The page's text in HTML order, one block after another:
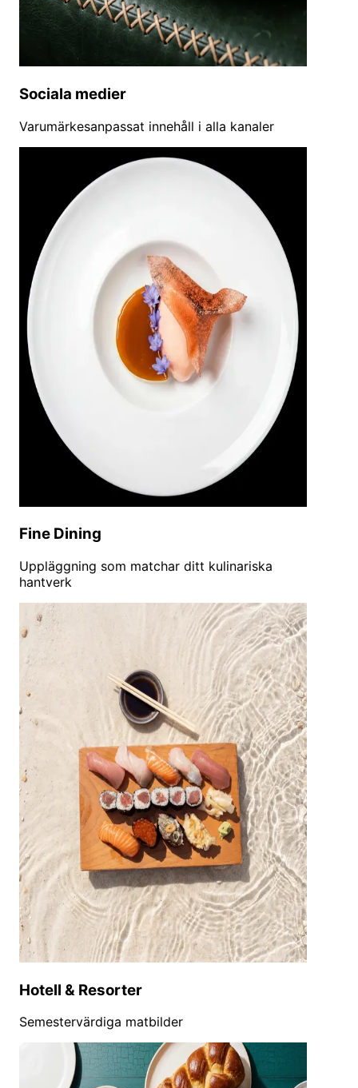
Sociala medier
Varumärkesanpassat innehåll i alla kanaler
Fine Dining
Uppläggning som matchar ditt kulinariska
hantverk
Hotell & Resorter
Semestervärdiga matbilder